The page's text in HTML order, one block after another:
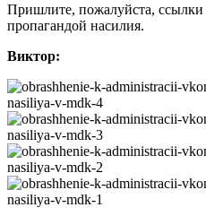
Пришлите, пожалуйста, ссылки
пропагандой насилия.
Виктор: